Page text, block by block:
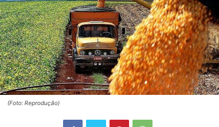
(Foto: Reprodução)